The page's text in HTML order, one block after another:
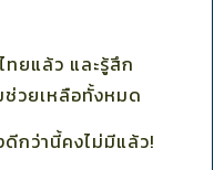
ทยแล้ว และรู้สึก
วยเหลือทั้งหมด
กว่านี้คงไม่มีแล้ว!